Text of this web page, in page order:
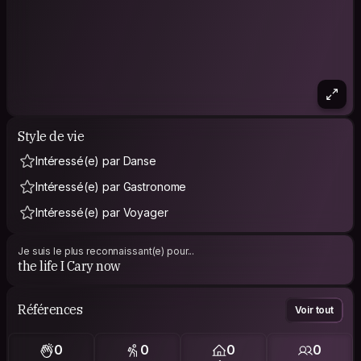
Style de vie
Intéressé(e) par Danse
Intéressé(e) par Gastronome
Intéressé(e) par Voyager
Je suis le plus reconnaissant(e) pour...
the life I Cary now
Références Voir tout
0 0 0 0